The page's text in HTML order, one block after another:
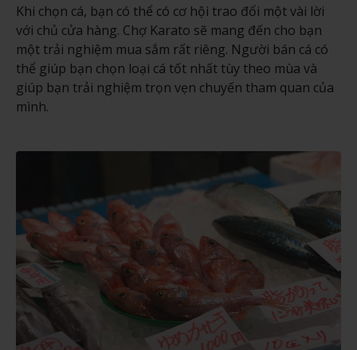
Khi chọn cá, bạn có thể có cơ hội trao đổi một vài lời
với chủ cửa hàng. Chợ Karato sẽ mang đến cho bạn
một trải nghiệm mua sắm rất riêng. Người bán cá có
thể giúp bạn chọn loại cá tốt nhất tùy theo mùa và
giúp bạn trải nghiệm trọn vẹn chuyến tham quan của
mình.